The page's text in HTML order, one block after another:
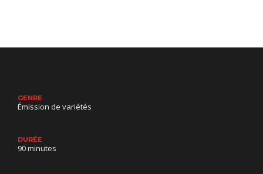
GENRE
Émission de variétés
DURÉE
90 minutes